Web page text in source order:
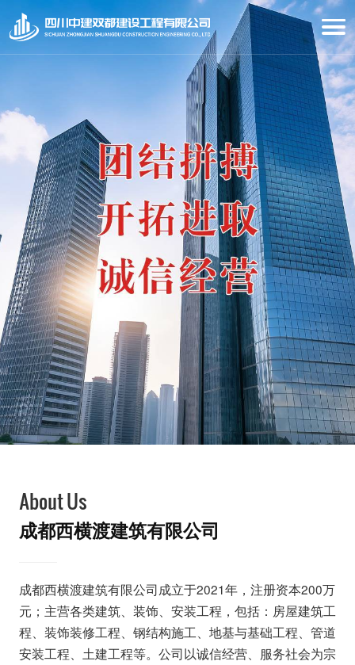
About Us
成都西横渡建筑有限公司
成都西横渡建筑有限公司成立于2021年，注册资本200万
元；主营各类建筑、装饰、安装工程，包括：房屋建筑工
程、装饰装修工程、钢结构施工、地基与基础工程、管道
安装工程、土建工程等。公司以诚信经营、服务社会为宗